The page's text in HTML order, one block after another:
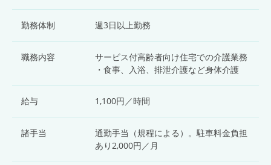
勤務体制 週3日以上勤務
職務内容
サービス付高齢者向け住宅での介護業務
・食事、入浴、排泄介護など身体介護
給与 1,100円／時間
諸手当
通勤手当（規程による）。駐車料金負担
あり2,000円／月